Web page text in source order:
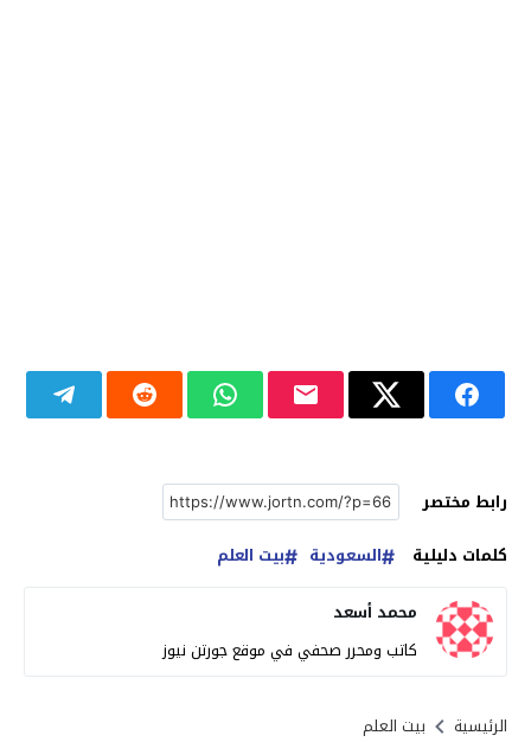
رابط مختصر
كلمات دليلية
السعودية
بيت العلم
محمد أسعد
كاتب ومحرر صحفي في موقع جورتن نيوز
الرئيسية بيت العلم